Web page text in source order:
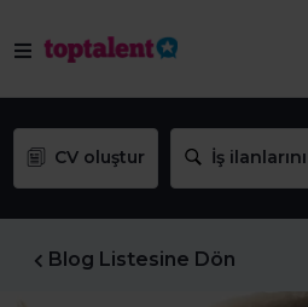
CV oluştur İş
Blog Listesine Dön